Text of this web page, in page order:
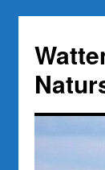
springen